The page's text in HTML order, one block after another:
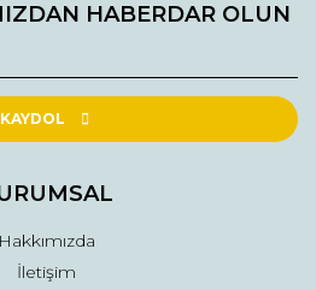
teşekkür ederiz.
veya görüntülenemiyor.
bilgiler bulunuyor.
daha pahalı.
HABERDAR OLUN
KAYDOL
Hakkımızda
İletişim